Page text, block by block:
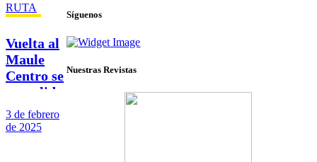
RUTA
Vuelta al
Maule
Centro se
consolida
como una
de las
3 de febrero
de 2025
Síguenos
Nuestras Revistas